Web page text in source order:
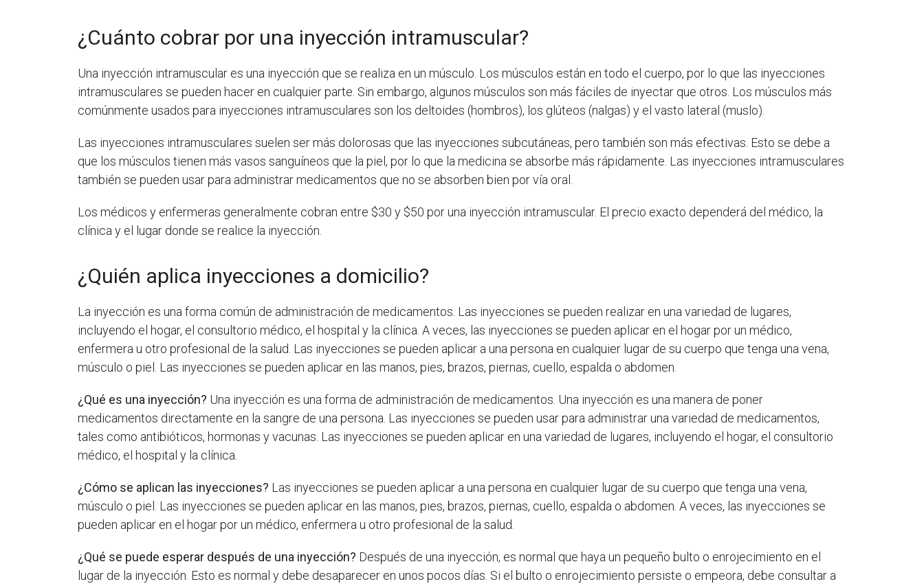
¿Cuánto cobrar por una inyección intramuscular?
Una inyección intramuscular es una inyección que se realiza en un músculo. Los músculos están en todo el cuerpo, por lo que las inyecciones
intramusculares se pueden hacer en cualquier parte. Sin embargo, algunos músculos son más fáciles de inyectar que otros. Los músculos más
comúnmente usados para inyecciones intramusculares son los deltoides (hombros), los glúteos (nalgas) y el vasto lateral (muslo).
Las inyecciones intramusculares suelen ser más dolorosas que las inyecciones subcutáneas, pero también son más efectivas. Esto se debe a
que los músculos tienen más vasos sanguíneos que la piel, por lo que la medicina se absorbe más rápidamente. Las inyecciones intramusculares
también se pueden usar para administrar medicamentos que no se absorben bien por vía oral.
Los médicos y enfermeras generalmente cobran entre $30 y $50 por una inyección intramuscular. El precio exacto dependerá del médico, la
clínica y el lugar donde se realice la inyección.
¿Quién aplica inyecciones a domicilio?
La inyección es una forma común de administración de medicamentos. Las inyecciones se pueden realizar en una variedad de lugares,
incluyendo el hogar, el consultorio médico, el hospital y la clínica. A veces, las inyecciones se pueden aplicar en el hogar por un médico,
enfermera u otro profesional de la salud. Las inyecciones se pueden aplicar a una persona en cualquier lugar de su cuerpo que tenga una vena,
músculo o piel. Las inyecciones se pueden aplicar en las manos, pies, brazos, piernas, cuello, espalda o abdomen.
¿Qué es una inyección? Una inyección es una forma de administración de medicamentos. Una inyección es una manera de poner
medicamentos directamente en la sangre de una persona. Las inyecciones se pueden usar para administrar una variedad de medicamentos,
tales como antibióticos, hormonas y vacunas. Las inyecciones se pueden aplicar en una variedad de lugares, incluyendo el hogar, el consultorio
médico, el hospital y la clínica.
¿Cómo se aplican las inyecciones? Las inyecciones se pueden aplicar a una persona en cualquier lugar de su cuerpo que tenga una vena,
músculo o piel. Las inyecciones se pueden aplicar en las manos, pies, brazos, piernas, cuello, espalda o abdomen. A veces, las inyecciones se
pueden aplicar en el hogar por un médico, enfermera u otro profesional de la salud.
¿Qué se puede esperar después de una inyección? Después de una inyección, es normal que haya un pequeño bulto o enrojecimiento en el
lugar de la inyección. Esto es normal y debe desaparecer en unos pocos días. Si el bulto o enrojecimiento persiste o empeora, debe consultar a